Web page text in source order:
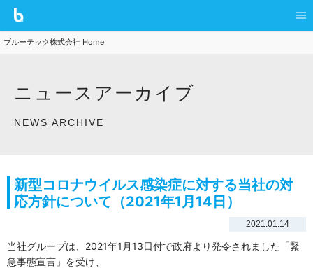
ブルーテック株式会社 Home
ニュースアーカイブ
NEWS ARCHIVE
新型コロナウイルス感染症に対する当社の対
応方針について（2021年1月14日）
2021.01.14
当社グループは、2021年1月13日付で政府より発令されました「緊
急事態宣言」を受け、